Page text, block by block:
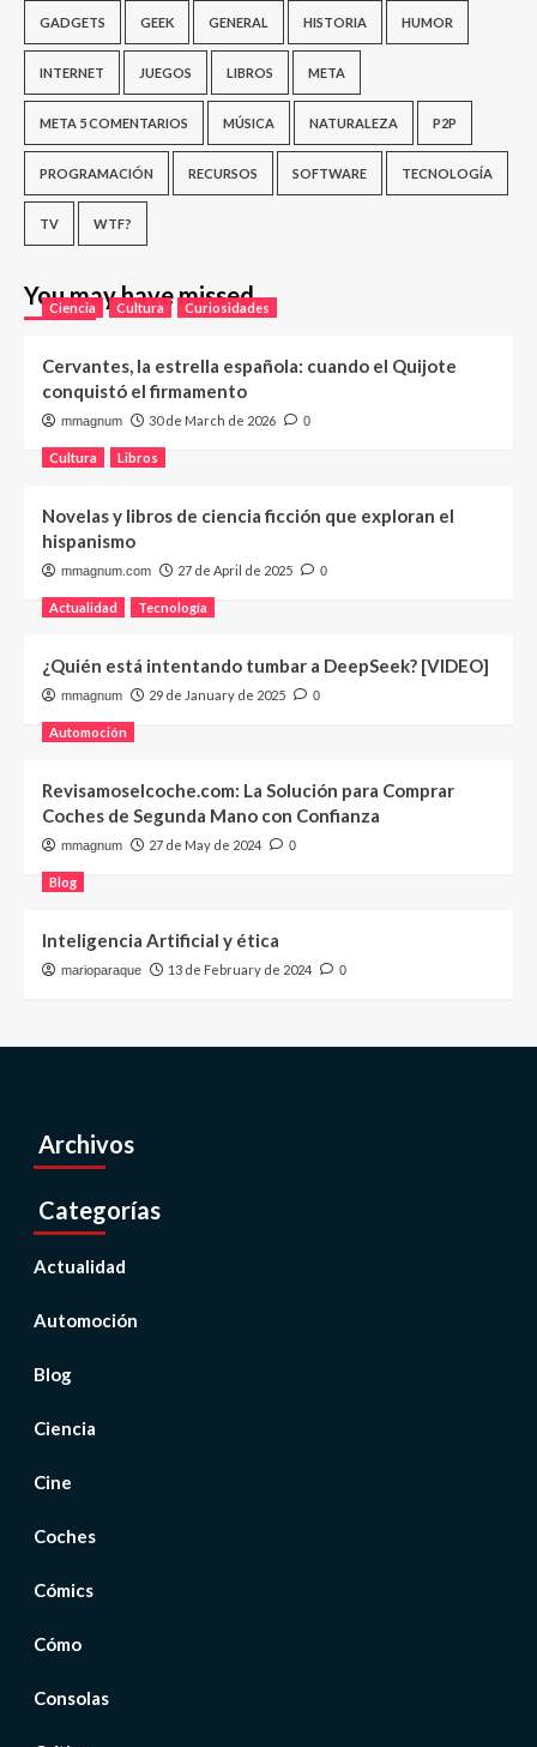
GADGETS GEEK GENERAL HISTORIA HUMOR
INTERNET JUEGOS LIBROS META
META 5 COMENTARIOS MÚSICA NATURALEZA P2P
PROGRAMACIÓN RECURSOS SOFTWARE TECNOLOGÍA
TV WTF?
You may have missed
Ciencia Cultura Curiosidades
Cervantes, la estrella española: cuando el Quijote
conquistó el firmamento
mmagnum 30 de March de 2026 0
Cultura Libros
Novelas y libros de ciencia ficción que exploran el
hispanismo
mmagnum.com 27 de April de 2025 0
Actualidad Tecnología
¿Quién está intentando tumbar a DeepSeek? [VIDEO]
mmagnum 29 de January de 2025 0
Automoción
Revisamoselcoche.com: La Solución para Comprar
Coches de Segunda Mano con Confianza
mmagnum 27 de May de 2024 0
Blog
Inteligencia Artificial y ética
marioparaque 13 de February de 2024 0
Archivos
Categorías
Actualidad
Automoción
Blog
Ciencia
Cine
Coches
Cómics
Cómo
Consolas